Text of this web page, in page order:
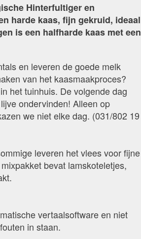
Hinterfultiger en
harde kaas, fijn gekruid, ideaal
is een halfharde kaas met een
en leveren de goede melk
van het kaasmaakproces?
het tuinhuis. De volgende dag
ondervinden! Alleen op
we niet elke dag. (031/802 19
leveren het vlees voor fijne
bevat lamskoteletjes,
vertaalsoftware en niet
in staan.